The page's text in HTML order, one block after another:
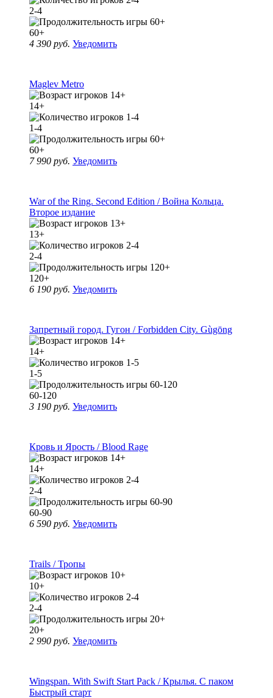
2-4
60+
4 390 руб. Уведомить
Maglev Metro
14+
1-4
60+
7 990 руб. Уведомить
War of the Ring. Second Edition / Война Кольца.
Второе издание
13+
2-4
120+
6 190 руб. Уведомить
Запретный город. Гугон / Forbidden City. Gùgōng
14+
1-5
60-120
3 190 руб. Уведомить
Кровь и Ярость / Blood Rage
14+
2-4
60-90
6 590 руб. Уведомить
Trails / Тропы
10+
2-4
20+
2 990 руб. Уведомить
Wingspan. With Swift Start Pack / Крылья. С паком
Быстрый старт